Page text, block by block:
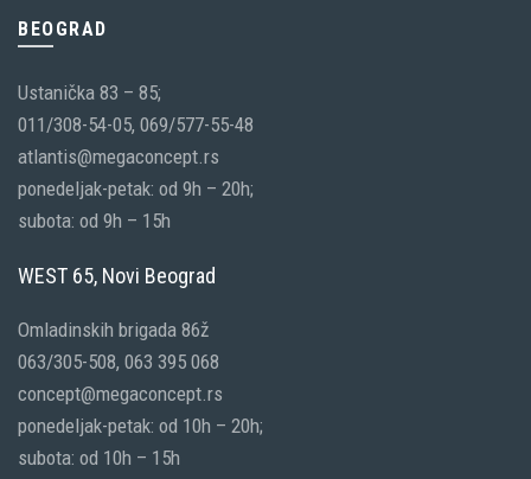
BEOGRAD
Ustanička 83 – 85;
011/308-54-05, 069/577-55-48
atlantis@megaconcept.rs
ponedeljak-petak: od 9h – 20h;
subota: od 9h – 15h
WEST 65, Novi Beograd
Omladinskih brigada 86ž
063/305-508, 063 395 068
concept@megaconcept.rs
ponedeljak-petak: od 10h – 20h;
subota: od 10h – 15h